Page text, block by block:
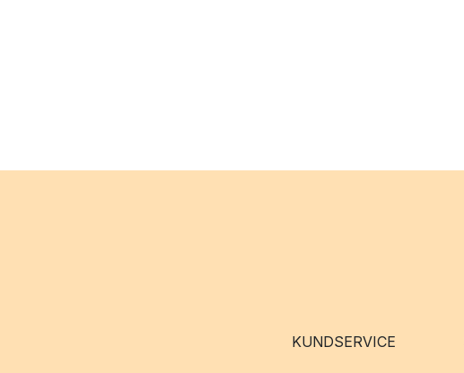
KUNDSERVICE